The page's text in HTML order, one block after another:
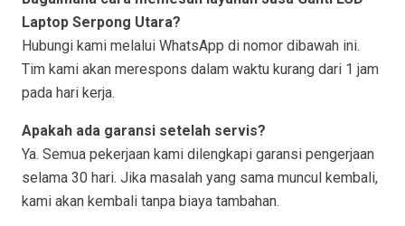
Laptop Serpong Utara?
Hubungi kami melalui WhatsApp di nomor dibawah ini.
Tim kami akan merespons dalam waktu kurang dari 1 jam
pada hari kerja.
Apakah ada garansi setelah servis?
Ya. Semua pekerjaan kami dilengkapi garansi pengerjaan
selama 30 hari. Jika masalah yang sama muncul kembali,
kami akan kembali tanpa biaya tambahan.